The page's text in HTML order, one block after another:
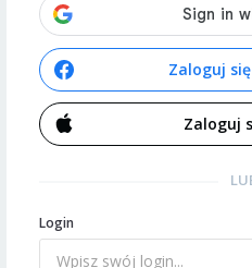
Zaloguj
Zaloguj
Login